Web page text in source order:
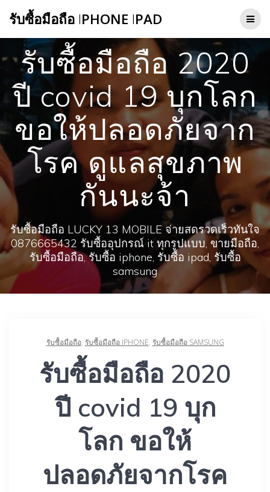
to
รับซื้อมือถือ IPHONE IPAD
รับซื้อมือถือ 2020
ปี covid 19 บุกโลก
ขอให้ปลอดภัยจาก
โรค ดูแลสุขภาพ
กันนะจ้า
รับซื้อมือถือ LUCKY 13 MOBILE จ่ายสดรวดเร็วทันใจ
0876665432 รับซื้ออุปกรณ์ it ทุกรูปแบบ, ขายมือถือ,
รับซื้อมือถือ, รับซื้อ iphone, รับซื้อ ipad, รับซื้อ
samsung
รับซื้อมือถือ, รับซื้อมือถือ IPHONE, รับซื้อมือถือ SAMSUNG
รับซื้อมือถือ 2020
ปี covid 19 บุก
โลก ขอให้
ปลอดภัยจากโรค